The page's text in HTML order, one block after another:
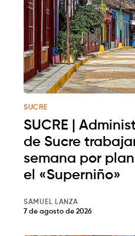
SUCRE
SUCRE |
de Sucre
semana por
el «Superniño»
SAMUEL LANZA
7 de agosto de 2026